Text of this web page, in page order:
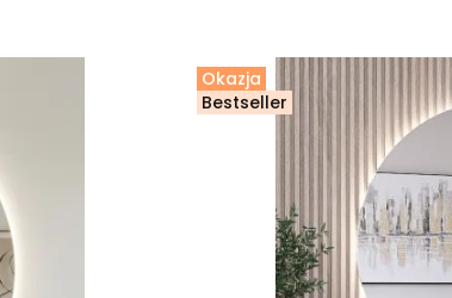
Okazja
Bestseller